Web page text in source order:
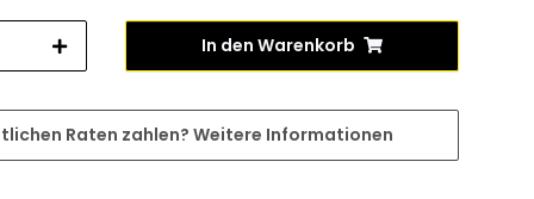
In den Warenkorb
Raten zahlen? Weitere Informationen